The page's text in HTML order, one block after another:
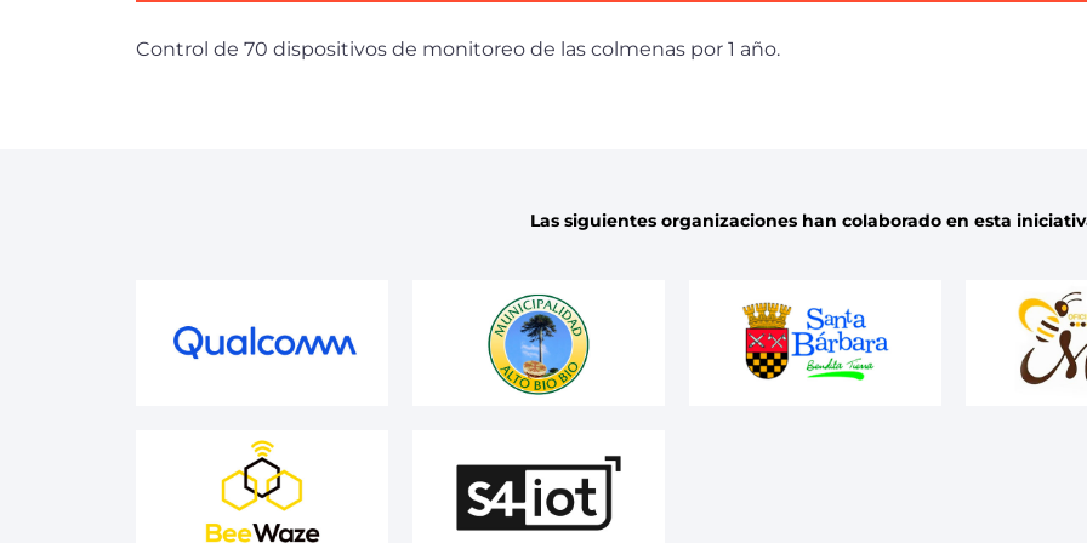
Control de 70 dispositivos de monitoreo de las colmenas por 1 año.
Las siguientes organizaciones han colaborado en esta